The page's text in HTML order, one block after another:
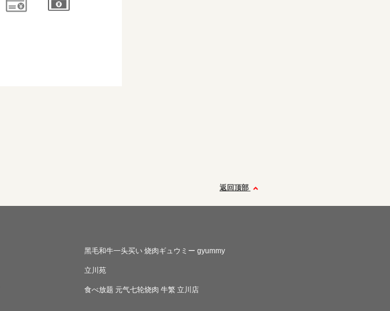
返回顶部
黑毛和牛一头买い 烧肉ギュウミー gyummy
立川苑
食べ放题 元气七轮烧肉 牛繁 立川店